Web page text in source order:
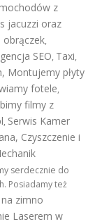
z
jacuzzi oraz
obrączek,
SEO, Taxi,
, Montujemy płyty
fotele,
filmy z
, Serwis Kamer
Czyszczenie i
serdecznie do
Posiadamy też
zimno
Laserem w